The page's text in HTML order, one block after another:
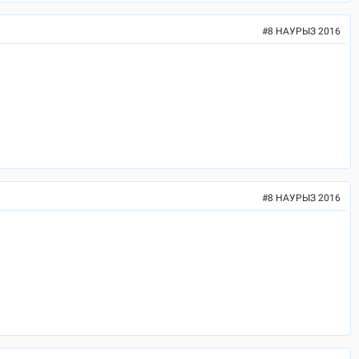
#8 НАУРЫЗ 2016
#8 НАУРЫЗ 2016